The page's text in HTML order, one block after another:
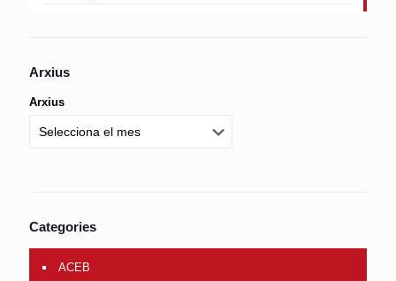
Arxius
Arxius
Categories
ACEB